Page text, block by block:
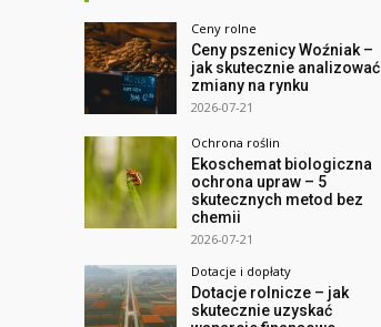
Ceny rolne
Ceny pszenicy Woźniak –
jak skutecznie analizować
zmiany na rynku
2026-07-21
Ochrona roślin
Ekoschemat biologiczna
ochrona upraw – 5
skutecznych metod bez
chemii
2026-07-21
Dotacje i dopłaty
Dotacje rolnicze – jak
skutecznie uzyskać